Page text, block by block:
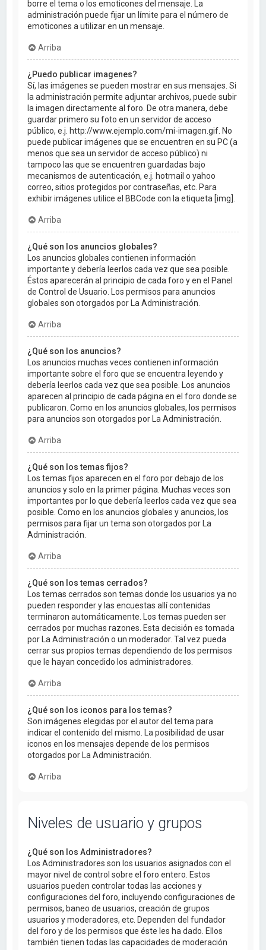
borre el tema o los emoticones del mensaje. La
administración puede fijar un límite para el número de
emoticones a utilizar en un mensaje.
Arriba
¿Puedo publicar imagenes?
Sí, las imágenes se pueden mostrar en sus mensajes. Si
la administración permite adjuntar archivos, puede subir
la imagen directamente al foro. De otra manera, debe
guardar primero su foto en un servidor de acceso
público, e.j. http://www.ejemplo.com/mi-imagen.gif. No
puede publicar imágenes que se encuentren en su PC (a
menos que sea un servidor de acceso público) ni
tampoco las que se encuentren guardadas bajo
mecanismos de autenticación, e.j. hotmail o yahoo
correo, sitios protegidos por contraseñas, etc. Para
exhibir imágenes utilice el BBCode con la etiqueta [img].
Arriba
¿Qué son los anuncios globales?
Los anuncios globales contienen información
importante y debería leerlos cada vez que sea posible.
Éstos aparecerán al principio de cada foro y en el Panel
de Control de Usuario. Los permisos para anuncios
globales son otorgados por La Administración.
Arriba
¿Qué son los anuncios?
Los anuncios muchas veces contienen información
importante sobre el foro que se encuentra leyendo y
debería leerlos cada vez que sea posible. Los anuncios
aparecen al principio de cada página en el foro donde se
publicaron. Como en los anuncios globales, los permisos
para anuncios son otorgados por La Administración.
Arriba
¿Qué son los temas fijos?
Los temas fijos aparecen en el foro por debajo de los
anuncios y solo en la primer página. Muchas veces son
importantes por lo que debería leerlos cada vez que sea
posible. Como en los anuncios globales y anuncios, los
permisos para fijar un tema son otorgados por La
Administración.
Arriba
¿Qué son los temas cerrados?
Los temas cerrados son temas donde los usuarios ya no
pueden responder y las encuestas allí contenidas
terminaron automáticamente. Los temas pueden ser
cerrados por muchas razones. Esta decisión es tomada
por La Administración o un moderador. Tal vez pueda
cerrar sus propios temas dependiendo de los permisos
que le hayan concedido los administradores.
Arriba
¿Qué son los iconos para los temas?
Son imágenes elegidas por el autor del tema para
indicar el contenido del mismo. La posibilidad de usar
iconos en los mensajes depende de los permisos
otorgados por La Administración.
Arriba
Niveles de usuario y grupos
¿Qué son los Administradores?
Los Administradores son los usuarios asignados con el
mayor nivel de control sobre el foro entero. Estos
usuarios pueden controlar todas las acciones y
configuraciones del foro, incluyendo configuraciones de
permisos, baneo de usuarios, creación de grupos
usuarios y moderadores, etc. Dependen del fundador
del foro y de los permisos que éste les ha dado. Ellos
también tienen todas las capacidades de moderación